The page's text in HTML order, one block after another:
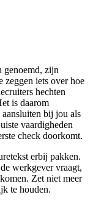
genoemd, zijn
zeggen iets over hoe
hechten
is daarom
bij jou als
vaardigheden
check doorkomt.
erbij pakken.
werkgever vraagt,
Zet niet meer
te houden.